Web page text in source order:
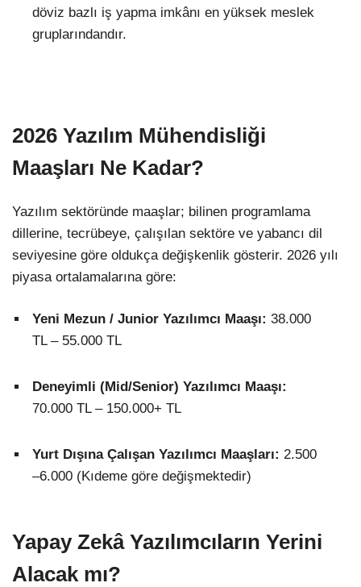
döviz bazlı iş yapma imkânı en yüksek meslek
gruplarındandır.
2026 Yazılım Mühendisliği
Maaşları Ne Kadar?
Yazılım sektöründe maaşlar; bilinen programlama
dillerine, tecrübeye, çalışılan sektöre ve yabancı dil
seviyesine göre oldukça değişkenlik gösterir. 2026 yılı
piyasa ortalamalarına göre:
Yeni Mezun / Junior Yazılımcı Maaşı: 38.000
TL – 55.000 TL
Deneyimli (Mid/Senior) Yazılımcı Maaşı:
70.000 TL – 150.000+ TL
Yurt Dışına Çalışan Yazılımcı Maaşları: 2.500
–6.000 (Kıdeme göre değişmektedir)
Yapay Zekâ Yazılımcıların Yerini
Alacak mı?